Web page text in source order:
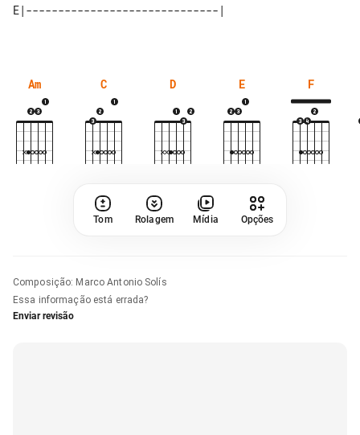
Am C D E F
Tom Rolagem Mídia Opções
Composição: Marco Antonio Solís
Essa informação está errada?
Enviar revisão